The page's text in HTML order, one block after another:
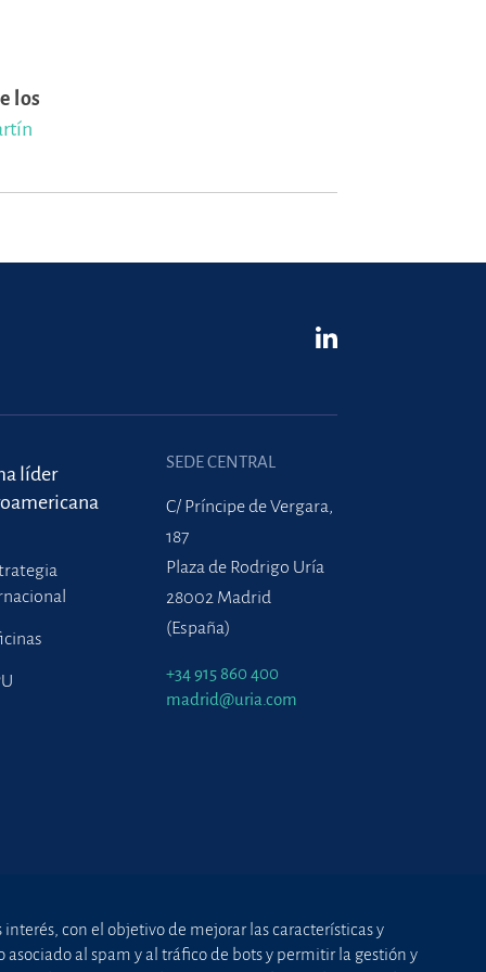
los
líder
SEDE CENTRAL
C/ Príncipe de Vergara,
187
Plaza de Rodrigo Uría
28002 Madrid
(España)
+34 915 860 400
madrid@uria.com
con el objetivo de mejorar las características y
al spam y al tráfico de bots y permitir la gestión y